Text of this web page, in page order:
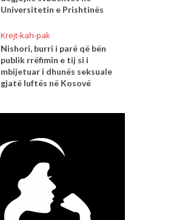
Universitetin e Prishtinës
Krejt-kah-pak
Nishori, burri i parë që bën
publik rrëfimin e tij si i
mbijetuar i dhunës seksuale
gjatë luftës në Kosovë